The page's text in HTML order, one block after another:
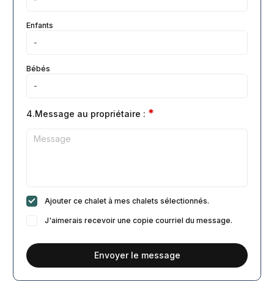
Enfants
Bébés
4.Message au propriétaire : *
Ajouter ce chalet à mes chalets sélectionnés.
J'aimerais recevoir une copie courriel du message.
Envoyer le message